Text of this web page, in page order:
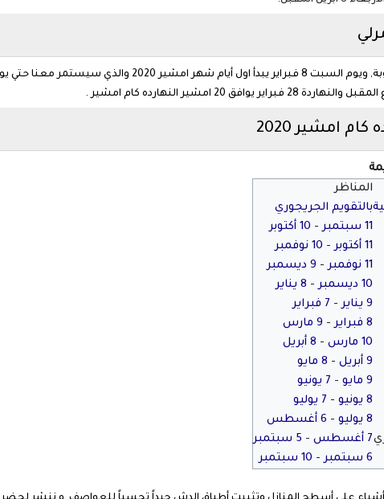
المناظر
بالتقويم الجريجوري
11 سبتمبر - 10 أكتوبر
11 أكتوبر - 10 نوفمبر
11 نوفمبر - 9 ديسمبر
10 ديسمبر - 8 يناير
9 يناير - 7 فبراير
8 فبراير - 9 مارس
10 مارس - 8 أبريل
9 أبريل - 8 مايو
9 مايو - 7 يونيو
8 يونيو - 7 يوليو
8 يوليو - 6 أغسطس
7 أغسطس - 5 سبتمبر
6 سبتمبر - 10 سبتمبر